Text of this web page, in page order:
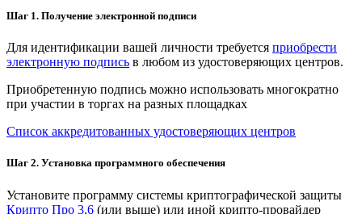
Шаг 1. Получение электронной подписи
Для идентификации вашей личности требуется приобрести
электронную подпись в любом из удостоверяющих центров.
Приобретенную подпись можно использовать многократно
при участии в торгах на разных площадках
Список аккредитованных удостоверяющих центров
Шаг 2. Установка программного обеспечения
Установите программу системы криптографической защиты
Крипто Про 3.6 (или выше) или иной крипто-провайдер